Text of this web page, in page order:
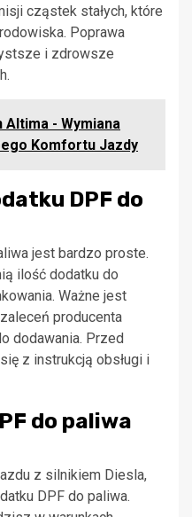
cząstek stałych, które
Poprawa
i zdrowsze
Altima - Wymiana
Komfortu Jazdy
DPF do
jest bardzo proste.
ilość dodatku do
Ważne jest
producenta
dodawania. Przed
z instrukcją obsługi i
do paliwa
z silnikiem Diesla,
DPF do paliwa.